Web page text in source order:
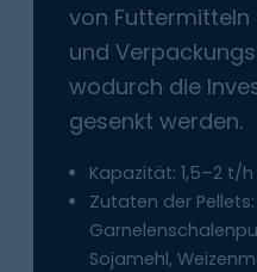
von Futtermitteln
und
wodurch die
gesenkt werden.
Kapazität: 1,5–2 t/h
Zutaten der
Sojamehl,